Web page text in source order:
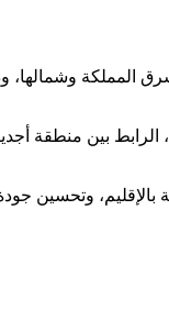
بين شرق المملكة
بين منطقة
وتحسين